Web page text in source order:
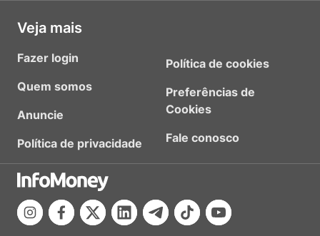
Veja mais
Fazer login
Quem somos
Anuncie
Política de privacidade
Política de cookies
Preferências de
Cookies
Fale conosco